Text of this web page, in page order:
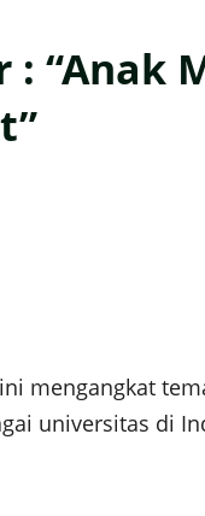
: “Anak
mengangkat
universitas di